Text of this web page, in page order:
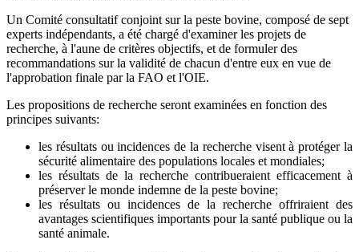
Un Comité consultatif conjoint sur la peste bovine, composé de sept
experts indépendants, a été chargé d'examiner les projets de
recherche, à l'aune de critères objectifs, et de formuler des
recommandations sur la validité de chacun d'entre eux en vue de
l'approbation finale par la FAO et l'OIE.
Les propositions de recherche seront examinées en fonction des
principes suivants:
les résultats ou incidences de la recherche visent à protéger la
sécurité alimentaire des populations locales et mondiales;
les résultats de la recherche contribueraient efficacement à
préserver le monde indemne de la peste bovine;
les résultats ou incidences de la recherche offriraient des
avantages scientifiques importants pour la santé publique ou la
santé animale.